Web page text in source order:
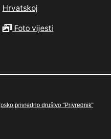
Hrvatskoj
Foto vijesti
privredno društvo "Privrednik"